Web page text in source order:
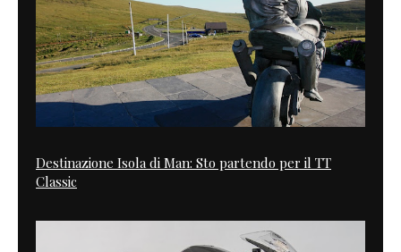
Destinazione Isola di Man: Sto partendo per il TT
Classic